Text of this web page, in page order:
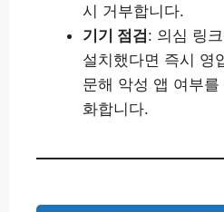
시 거부합니다.
기기 점검: 의심 링
설치했다면 즉시 영
문해 악성 앱 여부를
화합니다.